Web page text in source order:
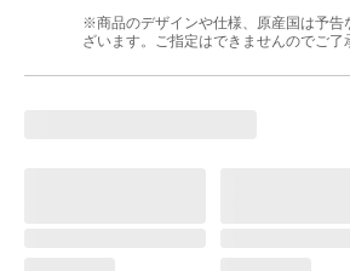
※商品のデザインや仕様、原産国は予告
ざいます。ご指定はできませんのでご了